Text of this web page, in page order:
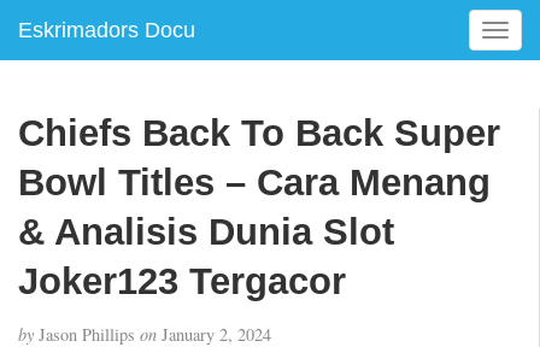
Eskrimadors Docu
T
o
l
Chiefs Back To Back Super
Bowl Titles – Cara Menang
& Analisis Dunia Slot
Joker123 Tergacor
by Jason Phillips on January 2, 2024